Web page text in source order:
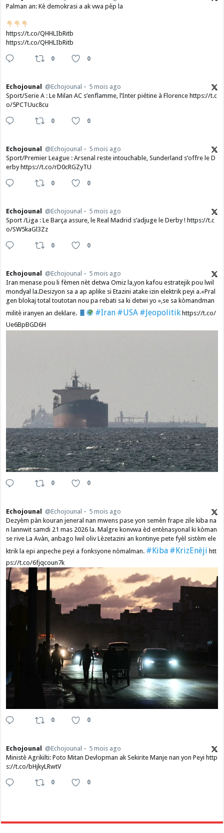
Palman an: Kè demokrasi a ak vwa pèp la
https://t.co/QHHLIbRitb
https://t.co/QHHLIbRitb
0 0
Echojounal @Echojounal
5 mois ago
Sport/Serie A : Le Milan AC s’enflamme, l’Inter piétine à Florence https://t.c
o/5PCTUuc8cu
0 0
Echojounal @Echojounal
5 mois ago
Sport/Premier League : Arsenal reste intouchable, Sunderland s’offre le D
erby https://t.co/rD0cRGZyTU
0 0
Echojounal @Echojounal
5 mois ago
Sport /Liga : Le Barça assure, le Real Madrid s’adjuge le Derby ! https://t.c
o/SW5kaGl3Zz
0 0
Echojounal @Echojounal
5 mois ago
Iran menase pou li fèmen nèt detwa Omiz la,yon kafou estratejik pou lwil
mondyal la.Desizyon sa a ap aplike si Etazini atake izin elektrik peyi a.​«Pral
gen blokaj total toutotan nou pa rebati sa ki detwi yo »,se sa kòmandman
militè iranyen an deklare.
#Iran #USA #Jeopolitikhttps://t.co/
Ue6BpBGD6H
0 0
Echojounal @Echojounal
5 mois ago
Dezyèm pàn kouran jeneral nan mwens pase yon semèn frape zile kiba na
n lannwit samdi 21 mas 2026 la. Malgre konvwa èd entènasyonal ki kòman
se rive La Avàn, anbago lwil oliv Lèzetazini an kontinye pete fyèl sistèm ele
ktrik la epi anpeche peyi a fonksyone nòmalman. #Kiba #KrizEnèji htt
ps://t.co/6fjqcoun7k
0 0
Echojounal @Echojounal
5 mois ago
Ministè Agrikilti: Poto Mitan Devlopman ak Sekirite Manje nan yon Peyi http
s://t.co/bHjkyLRwtV
0 0